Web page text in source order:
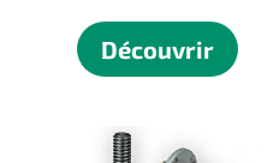
Découvrir